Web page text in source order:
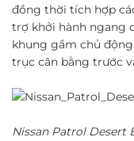
đồng thời tích hợp
trợ khởi hành ngang
khung gầm chủ
trục cân bằng trước
Nissan Patrol Desert